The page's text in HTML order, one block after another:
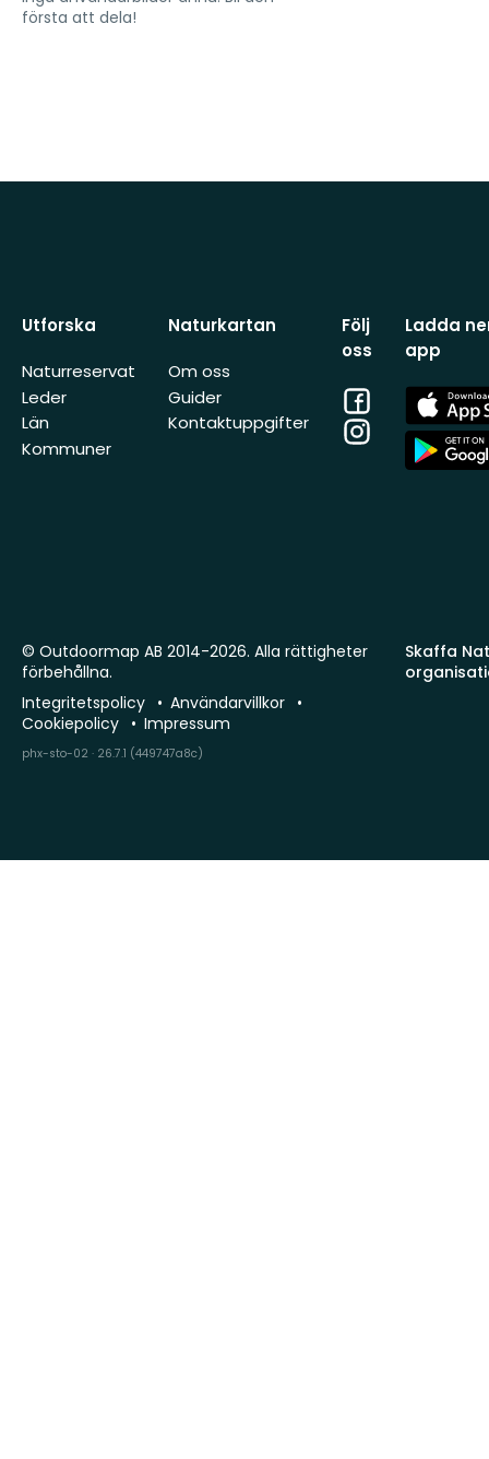
första att dela!
Utforska
Naturreservat
Leder
Län
Kommuner
Naturkartan
Om oss
Guider
Kontaktuppgifter
Följ
oss
Facebook
Instagram
Ladda
app
App
Store
App
Store
Skaffa
© Outdoormap AB 2014-2026. Alla rättigheter
förbehållna.
Integritetspolicy
Användarvillkor
Cookiepolicy
Impressum
phx-sto-02 · 26.7.1 (449747a8c)